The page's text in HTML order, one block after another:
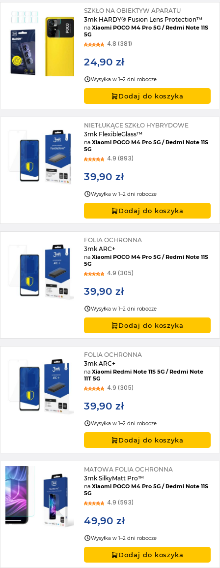
SZKŁO NA OBIEKTYW APARATU
3mk HARDY® Fusion Lens Protection™
naXiaomi POCO M4 Pro 5G / Redmi Note 11S
5G
4.8 (381)
24,90 zł
Wysyłka w 1–2 dni robocze
Dodaj do koszyka
NIETŁUKĄCE SZKŁO HYBRYDOWE
3mk FlexibleGlass™
naXiaomi POCO M4 Pro 5G / Redmi Note 11S
5G
4.9 (893)
39,90 zł
Wysyłka w 1–2 dni robocze
Dodaj do koszyka
FOLIA OCHRONNA
3mk ARC+
naXiaomi POCO M4 Pro 5G / Redmi Note 11S
5G
4.9 (305)
39,90 zł
Wysyłka w 1–2 dni robocze
Dodaj do koszyka
FOLIA OCHRONNA
3mk ARC+
naXiaomi Redmi Note 11S 5G / Redmi Note
11T 5G
4.9 (305)
39,90 zł
Wysyłka w 1–2 dni robocze
Dodaj do koszyka
MATOWA FOLIA OCHRONNA
3mk SilkyMatt Pro™
naXiaomi POCO M4 Pro 5G / Redmi Note 11S
5G
4.9 (593)
49,90 zł
Wysyłka w 1–2 dni robocze
Dodaj do koszyka